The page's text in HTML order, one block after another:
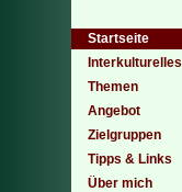
Startseite
Interkulturelles
Themen
Angebot
Zielgruppen
Tipps & Links
Über mich